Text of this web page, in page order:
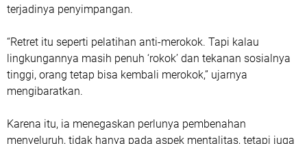
terjadinya penyimpangan.
“Retret itu seperti pelatihan anti-merokok. Tapi kalau
lingkungannya masih penuh ‘rokok’ dan tekanan sosialnya
tinggi, orang tetap bisa kembali merokok,” ujarnya
mengibaratkan.
Karena itu, ia menegaskan perlunya pembenahan
menyeluruh, tidak hanya pada aspek mentalitas, tetapi juga